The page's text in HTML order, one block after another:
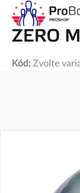
Přejít
obsah
ZERO
Kód: Zvolte